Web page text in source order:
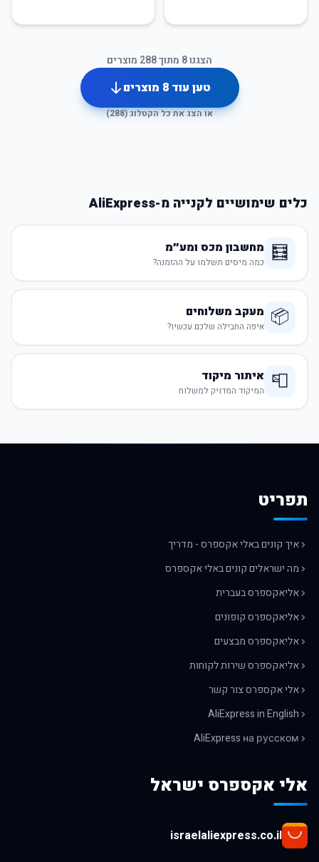
הצגנו8 מתוך288 מוצרים
טען עוד8 מוצרים
או הצג את כל הקטלוג (288
)
כלים שימושיים לקנייה מ-AliExpress
🧮 מחשבון מכס ומע״מ
כמה מיסים תשלמו על ההזמנה?
📦 מעקב משלוחים
איפה החבילה שלכם עכשיו?
📮 איתור מיקוד
המיקוד המדויק למשלוח
תפריט
איך קונים באלי אקספרס - מדריך
מה ישראלים קונים באלי אקספרס
אליאקספרס בעברית
אליאקספרס קופונים
אליאקספרס מבצעים
אליאקספרס שירות לקוחות
אלי אקספרס צור קשר
AliExpress in English
AliExpress на русском
אלי אקספרס ישראל
israelaliexpress.co.il